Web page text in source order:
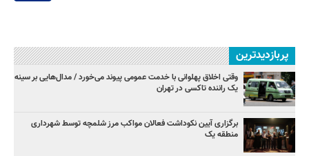
پربازدیدترین
وقتی اخلاق پهلوانی با خدمت عمومی پیوند می‌خورد / مدال‌هایی بر سینه
یک راننده تاکسی در تهران
برگزاری آیین نکوداشت فعالان مواکب مرز شلمچه توسط شهرداری
منطقه یک